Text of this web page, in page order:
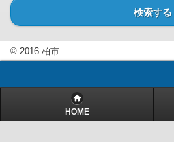
検索する
© 2016 柏市
HOME